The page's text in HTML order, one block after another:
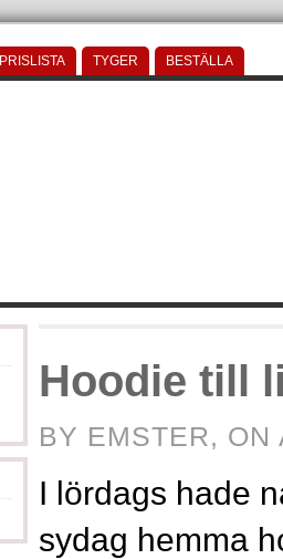
PRISLISTA TYGER BESTÄLLA
Hoodie till
BY EMSTER, ON
I lördags hade
sydag hemma